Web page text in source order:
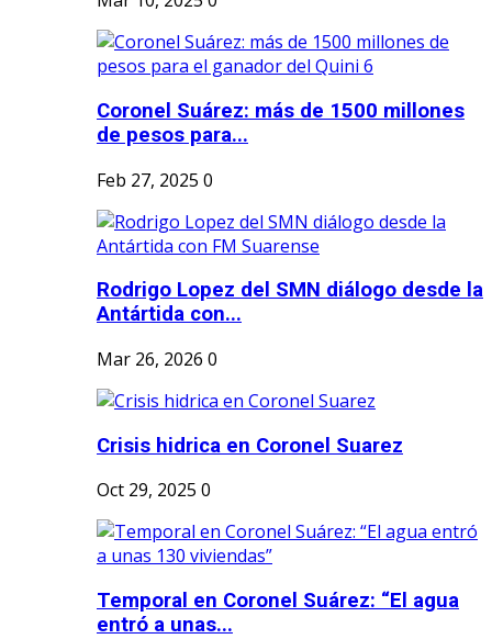
Coronel Suárez: más de 1500 millones
de pesos para...
Feb 27, 2025 0
Rodrigo Lopez del SMN diálogo desde la
Antártida con...
Mar 26, 2026 0
Crisis hidrica en Coronel Suarez
Oct 29, 2025 0
Temporal en Coronel Suárez: “El agua
entró a unas...